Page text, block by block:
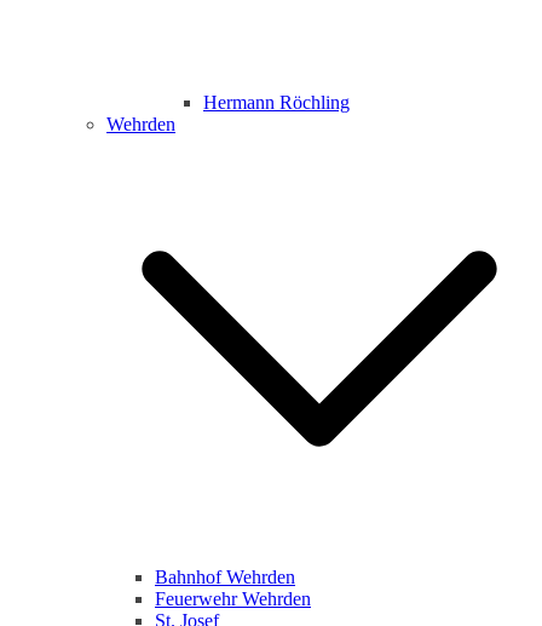
Hermann Röchling
Wehrden
Bahnhof Wehrden
Feuerwehr Wehrden
St. Josef